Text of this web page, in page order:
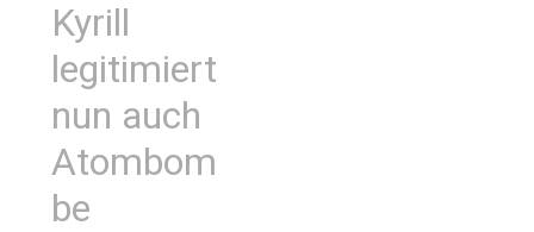
Kyrill
legitimiert
nun auch
Atombom
be